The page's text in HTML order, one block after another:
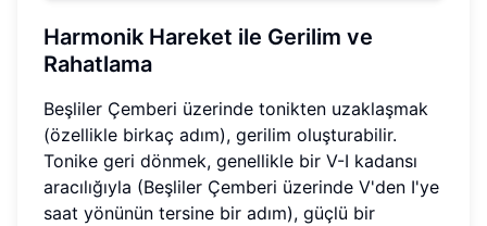
Harmonik Hareket ile Gerilim ve
Rahatlama
Beşliler Çemberi üzerinde tonikten uzaklaşmak
(özellikle birkaç adım), gerilim oluşturabilir.
Tonike geri dönmek, genellikle bir V-I kadansı
aracılığıyla (Beşliler Çemberi üzerinde V'den I'ye
saat yönünün tersine bir adım), güçlü bir